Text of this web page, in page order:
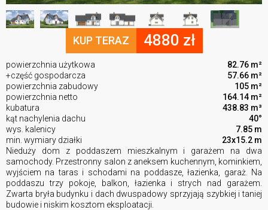
KUP TERAZ 4880 zł
powierzchnia użytkowa
82.76 m²
+część gospodarcza
57.66 m²
powierzchnia zabudowy
105 m²
powierzchnia netto
164.14 m²
kubatura
438.83 m³
kąt nachylenia dachu
40°
wys. kalenicy
7.85 m
min. wymiary działki
23x15.2 m
Nieduży dom z poddaszem mieszkalnym i garażem na dwa
samochody. Przestronny salon z aneksem kuchennym, kominkiem,
wyjściem na taras i schodami na poddasze, łazienka, garaż. Na
poddaszu trzy pokoje, balkon, łazienka i strych nad garażem.
Zwarta bryła budynku i dach dwuspadowy sprzyjają szybkiej i taniej
budowie i niskim kosztom eksploatacji.